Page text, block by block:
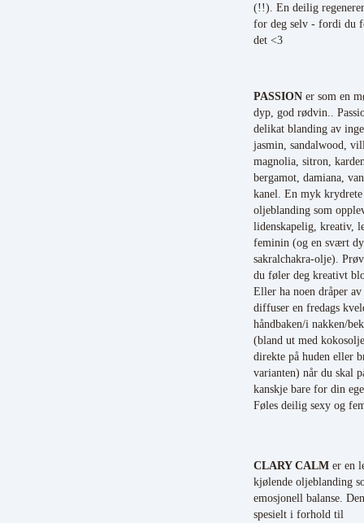
(!!). En deilig
for deg selv - fordi du
det <3
PASSIONer som en
dyp, god rødvin..
delikat blanding av
jasmin, sandalwood,
magnolia, sitron,
bergamot, damiana,
kanel. En myk krydrete
oljeblanding som
lidenskapelig, kreativ,
feminin (og en svært
sakralchakra-olje).
du føler deg kreativt
Eller ha noen dråper av
diffuser en fredags
håndbaken/i nakken/
(bland ut med
direkte på huden eller
varianten) når du skal
kanskje bare for din
Føles deilig sexy og
CLARY CALMer en
kjølende oljeblanding
emosjonell balanse.
spesielt i forhold til